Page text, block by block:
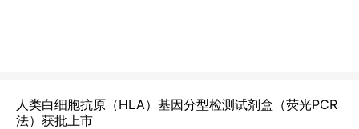
人类白细胞抗原（HLA）基因分型检测试剂盒（荧光PCR
法）获批上市